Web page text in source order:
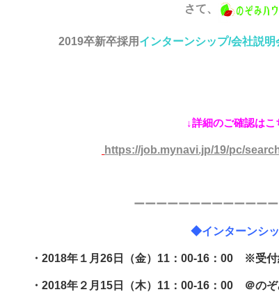
さて、
2019卒新卒採用 インターンシップ/会社説明
↓詳細のご確認はこ
https://job.mynavi.jp/19/pc/
ーーーーーーーーーーーー
◆インターンシ
26日（金）11：00-16：00 ※受付
15日（木）11：00-16：00 ＠のぞみ